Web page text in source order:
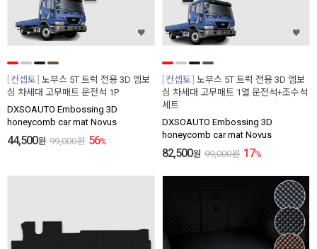
컨셉토 노부스 5T 트럭 전용 3D 엠보
싱 차세대 고무매트 운전석 1P
DXSOAUTO Embossing 3D
honeycomb car mat Novus
44,500원 99,000원 56%
컨셉토 노부스 5T 트럭 전용 3D 엠보
싱 차세대 고무매트 1열 운전석+조수석
세트
DXSOAUTO Embossing 3D
honeycomb car mat Novus
82,500원 99,000원 17%